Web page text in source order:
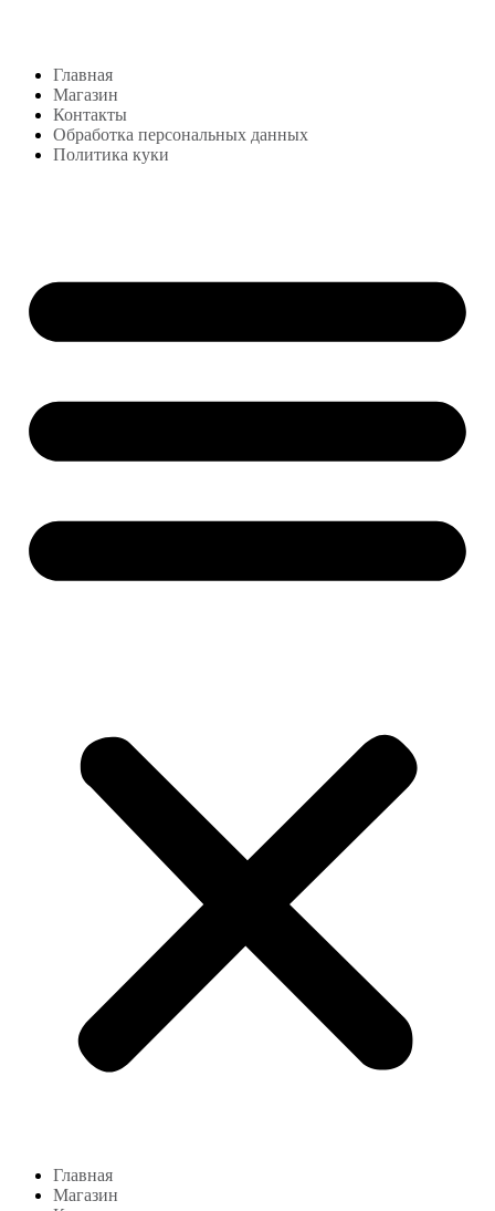
Главная
Магазин
Контакты
Обработка персональных данных
Политика куки
Главная
Магазин